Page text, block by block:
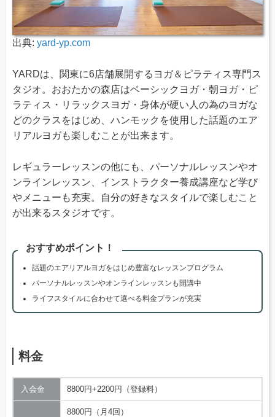
出典: yard-yp.com
YARDは、関東に6店舗展開するヨガ＆ピラティス専門ス
タジオ。おおたかの森店はベーシックヨガ・朝ヨガ・ピ
ラティス・リラックスヨガ・身体が硬い人の為のヨガな
どのクラスをはじめ、ハンモックを使用した話題のエア
リアルヨガも楽しむことが出来ます。
レギュラーレッスンの他にも、パーソナルレッスンやオ
ンラインレッスン、インストラクター養成講座など学び
やメニューも充実。自分の好きなスタイルで楽しむこと
が出来るスタジオです。
おすすめポイント！
話題のエアリアルヨガをはじめ豊富なレッスンプログラム
パーソナルレッスンやオンラインレッスンも開講中
ライフスタイルに合わせて選べる料金プランが充実
料金
入会金 8800円+2200円（登録料）
8800円（月4回）